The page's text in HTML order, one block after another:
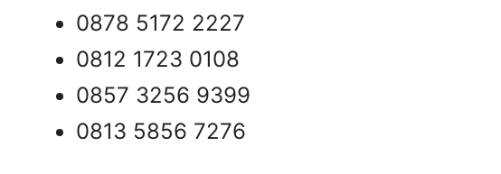
0878 5172 2227
0812 1723 0108
0857 3256 9399
0813 5856 7276